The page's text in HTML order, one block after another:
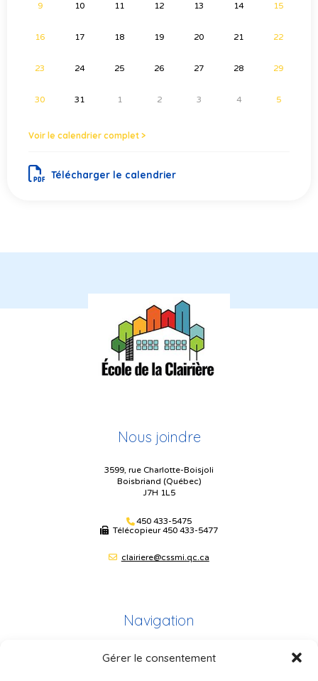
Gérer le consentement
9 10 11 12 13 14 15
16 17 18 19 20 21 22
23 24 25 26 27 28 29
30 31 1 2 3 4 5
Voir le calendrier complet >
Télécharger le calendrier
Nous joindre
3599, rue Charlotte-Boisjoli
Boisbriand (Québec)
J7H 1L5
450 433-5475
Télécopieur450 433-5477
clairiere@cssmi.qc.ca
Navigation
Plan du site